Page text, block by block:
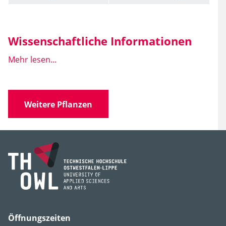
Wissenschaftliche Informationen
Mehr lesen...
Gattung
Synonyme
'Robustum Variegatum'
Weitere Pflanzen
Öffnungszeiten